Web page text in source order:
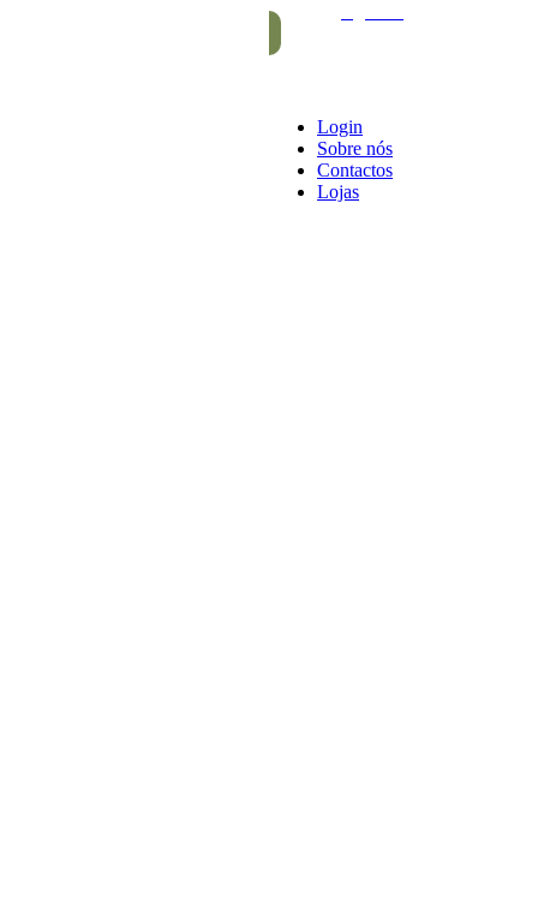
Login
Sobre nós
Contactos
Lojas